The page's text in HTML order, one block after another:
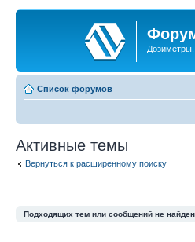
Дозиметры,
Список форумов
Активные темы
Вернуться к расширенному поиску
Подходящих тем или сообщений не